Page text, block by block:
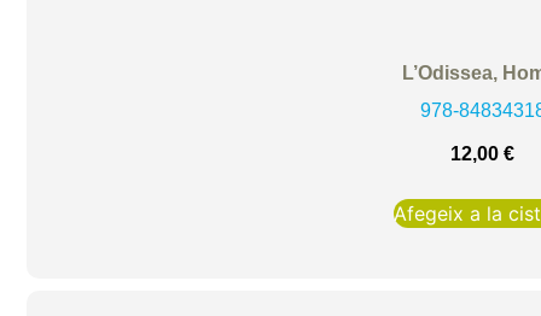
L’Odissea,
978-
12,00€
Afegeix a la